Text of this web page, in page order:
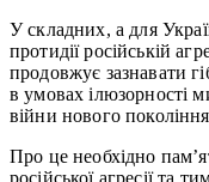
У складних, а для
протидії російській
продовжує зазнавати
в умовах ілюзорності
війни нового
Про це необхідно
російської агресії та